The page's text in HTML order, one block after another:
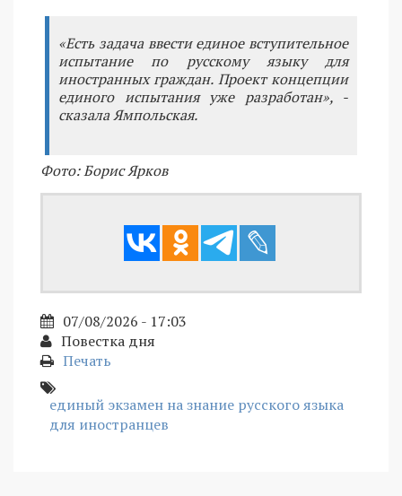
«Есть задача ввести единое вступительное
испытание по русскому языку для
иностранных граждан. Проект концепции
единого испытания уже разработан», -
сказала Ямпольская.
Фото: Борис Ярков
07/08/2026 - 17:03
Повестка дня
Печать
единый экзамен на знание русского языка
для иностранцев